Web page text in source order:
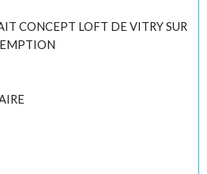
CONCEPT LOFT DE VITRY SUR